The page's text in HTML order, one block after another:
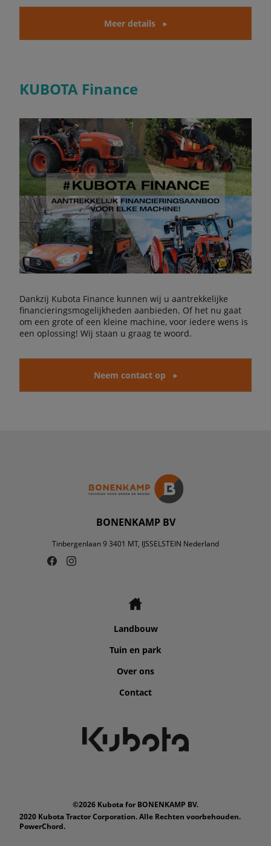
Meer details
KUBOTA Finance
Dankzij Kubota Finance kunnen wij u aantrekkelijke
financieringsmogelijkheden aanbieden. Of het nu gaat
om een grote of een kleine machine, voor iedere wens is
een oplossing! Wij staan u graag te woord.
Neem contact op
BONENKAMP BV
Tinbergenlaan 9 3401 MT, IJSSELSTEIN Nederland
Landbouw
Tuin en park
Over ons
Contact
©2026 Kubota for BONENKAMP BV.
2020 Kubota Tractor Corporation. Alle Rechten voorbehouden.
PowerChord.